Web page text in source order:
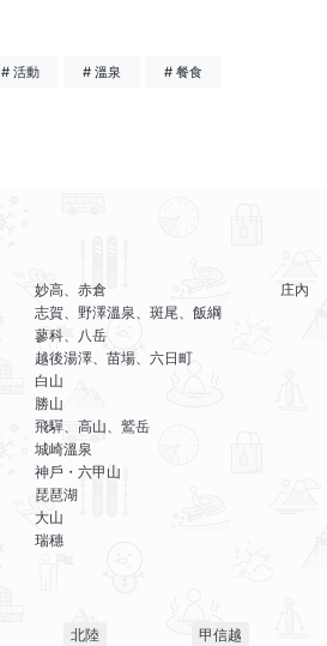
# 活動 # 溫泉 # 餐食
妙高、赤倉
志賀、野澤溫泉、斑尾、飯綱
蓼科、八岳
越後湯澤、苗場、六日町
白山
勝山
飛驒、高山、鷲岳
城崎溫泉
神戶・六甲山
琵琶湖
大山
瑞穗
庄內
北陸
甲信越